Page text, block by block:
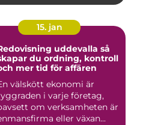
15. jan
uddevalla så
du ordning, kontroll
mer tid för affären
välskött ekonomi är
i varje företag,
om verksamheten är
eller växan...